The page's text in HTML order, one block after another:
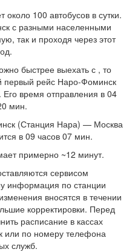
около 100 автобусов в сутки.
с разными населенными
так и проходя через этот
быстрее выехать с , то
первый рейс Наро-Фоминск
время отправления в 04
мин.
(Станция Нара) — Москва
в 09 часов 07 мин.
примерно ~12 минут.
сервисом
информация по станции
вносятся в течении
корректировки. Перед
расписание в кассах
или по номеру телефона
служб.